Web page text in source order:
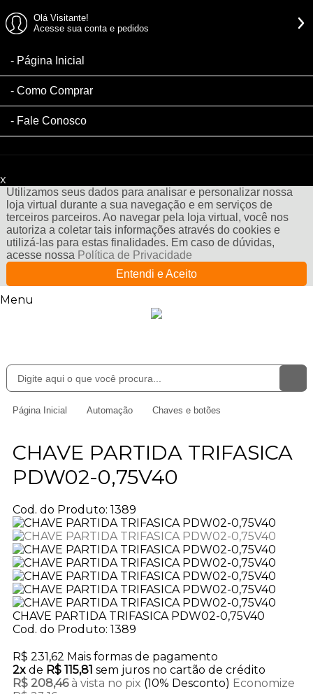
Olá Visitante!
Acesse sua conta e pedidos
Página Inicial
Como Comprar
Fale Conosco
x
Utilizamos seus dados para analisar e personalizar nossa
loja virtual durante a sua navegação e em serviços de
terceiros parceiros. Ao navegar pela loja virtual, você nos
autoriza a coletar tais informações através do cookies e
utilizá-las para estas finalidades. Em caso de dúvidas,
acesse nossa Política de Privacidade
Entendi e Aceito
Menu
Página Inicial Automação Chaves e botões
CHAVE PARTIDA TRIFASICA
PDW02-0,75V40
Cod. do Produto: 1389
CHAVE PARTIDA TRIFASICA PDW02-0,75V40
Cod. do Produto: 1389
R$ 231,62 Mais formas de pagamento
2xde R$ 115,81 sem juros no cartão de crédito
R$ 208,46 à vista no pix (10% Desconto) Economize